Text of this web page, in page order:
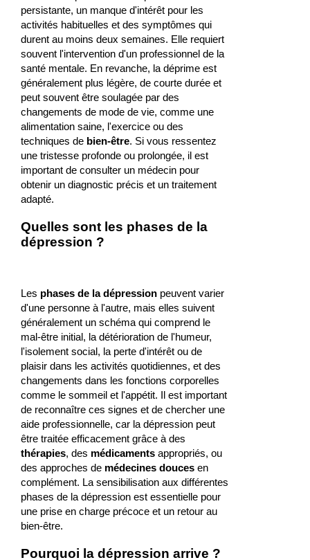
persistante, un manque d'intérêt pour les
activités habituelles et des symptômes qui
durent au moins deux semaines. Elle requiert
souvent l'intervention d'un professionnel de la
santé mentale. En revanche, la déprime est
généralement plus légère, de courte durée et
peut souvent être soulagée par des
changements de mode de vie, comme une
alimentation saine, l'exercice ou des
techniques de bien-être. Si vous ressentez
une tristesse profonde ou prolongée, il est
important de consulter un médecin pour
obtenir un diagnostic précis et un traitement
adapté.
Quelles sont les phases de la
dépression ?
Les phases de la dépressionpeuvent varier
d'une personne à l'autre, mais elles suivent
généralement un schéma qui comprend le
mal-être initial, la détérioration de l'humeur,
l'isolement social, la perte d'intérêt ou de
plaisir dans les activités quotidiennes, et des
changements dans les fonctions corporelles
comme le sommeil et l'appétit. Il est important
de reconnaître ces signes et de chercher une
aide professionnelle, car la dépression peut
être traitée efficacement grâce à des
thérapies, des médicamentsappropriés, ou
des approches de médecines doucesen
complément. La sensibilisation aux différentes
phases de la dépression est essentielle pour
une prise en charge précoce et un retour au
bien-être.
Pourquoi la dépression arrive ?